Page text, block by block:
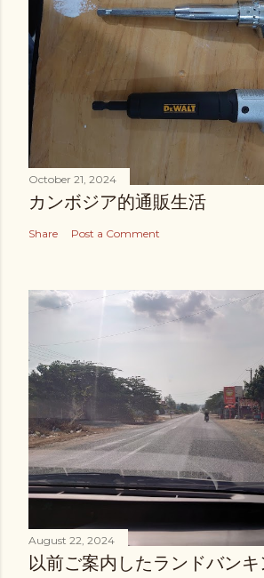
October 21, 2024
カンボジア的通販生活
Share Post a Comment
August 22, 2024
以前ご案内したランドバン